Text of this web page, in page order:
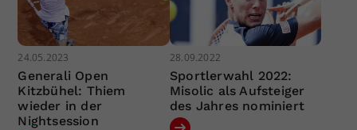
24.05.2023
Generali Open
Kitzbühel: Thiem
wieder in der
Nightsession
28.09.2022
Sportlerwahl 2022:
Misolic als Aufsteiger
des Jahres nominiert